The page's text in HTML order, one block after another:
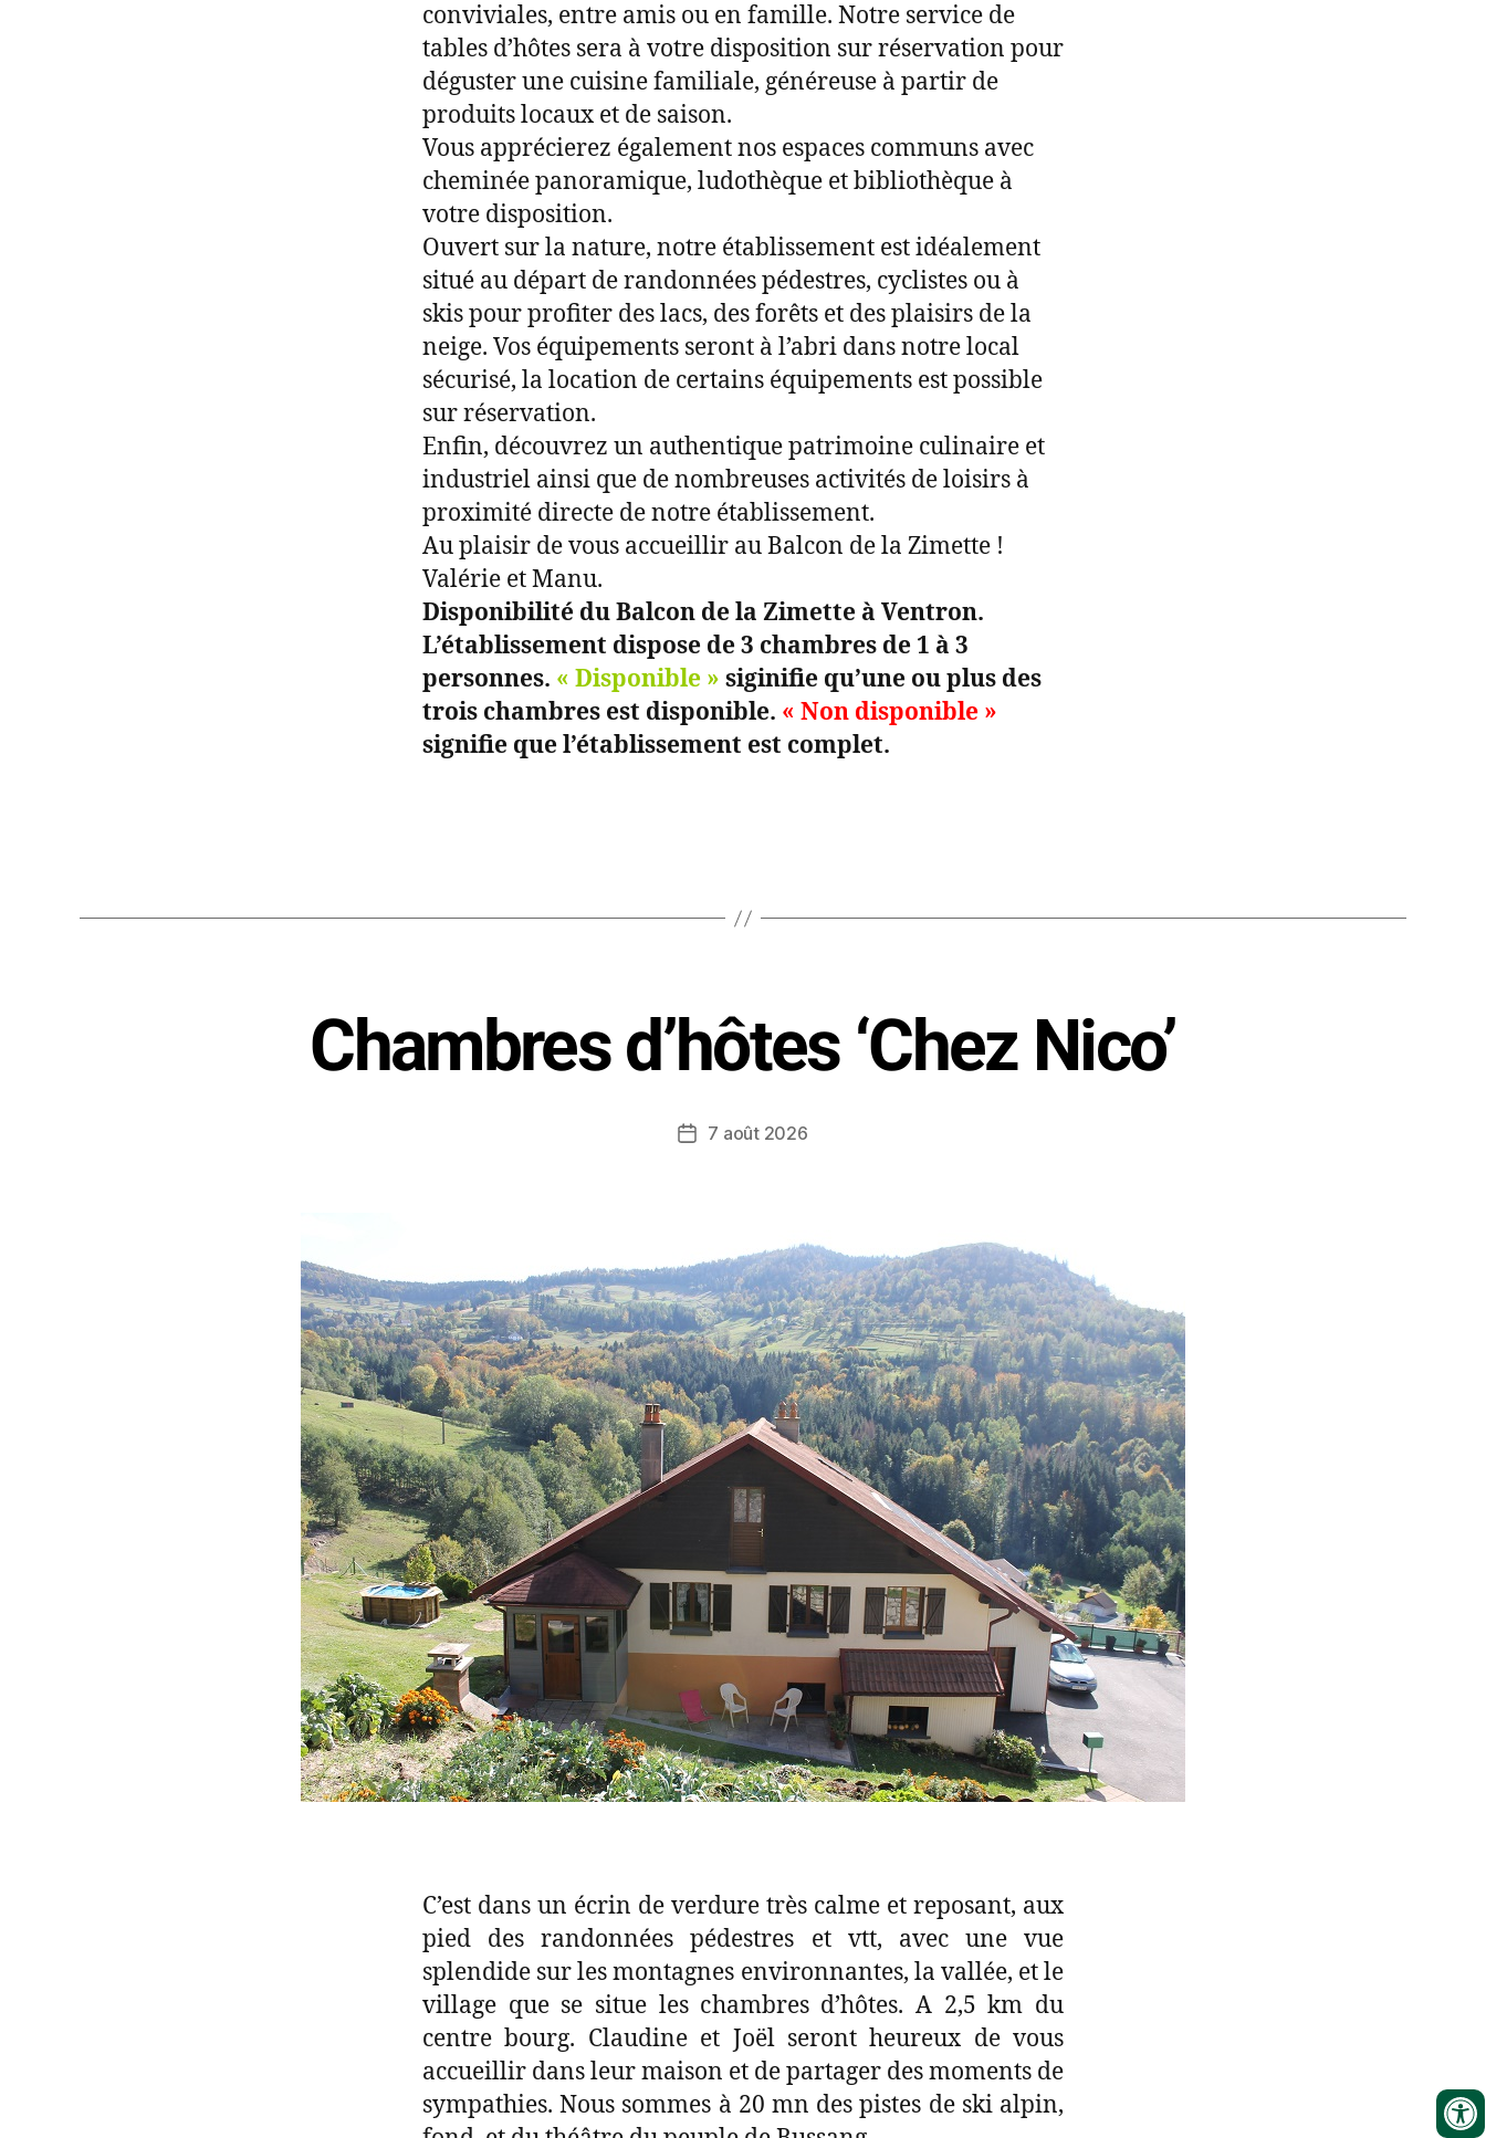
conviviales, entre amis ou en famille. Notre service de
tables d’hôtes sera à votre disposition sur réservation pour
déguster une cuisine familiale, généreuse à partir de
produits locaux et de saison.
Vous apprécierez également nos espaces communs avec
cheminée panoramique, ludothèque et bibliothèque à
votre disposition.
Ouvert sur la nature, notre établissement est idéalement
situé au départ de randonnées pédestres, cyclistes ou à
skis pour profiter des lacs, des forêts et des plaisirs de la
neige. Vos équipements seront à l’abri dans notre local
sécurisé, la location de certains équipements est possible
sur réservation.
Enfin, découvrez un authentique patrimoine culinaire et
industriel ainsi que de nombreuses activités de loisirs à
proximité directe de notre établissement.
Au plaisir de vous accueillir au Balcon de la Zimette !
Valérie et Manu.
Disponibilité du Balcon de la Zimette à Ventron.
L’établissement dispose de 3 chambres de 1 à 3
personnes. « Disponible » siginifie qu’une ou plus des
trois chambres est disponible. « Non disponible »
signifie que l’établissement est complet.
Chambres d’hôtes ‘Chez Nico’
7 août 2026
C’est dans un écrin de verdure très calme et reposant, aux
pied des randonnées pédestres et vtt, avec une vue
splendide sur les montagnes environnantes, la vallée, et le
village que se situe les chambres d’hôtes. A 2,5 km du
centre bourg. Claudine et Joël seront heureux de vous
accueillir dans leur maison et de partager des moments de
sympathies. Nous sommes à 20 mn des pistes de ski alpin,